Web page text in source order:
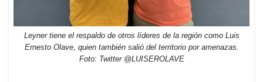
Leyner tiene el respaldo de otros líderes de la región como Luis
Ernesto Olave, quien también salió del territorio por amenazas.
Foto: Twitter @LUISEROLAVE